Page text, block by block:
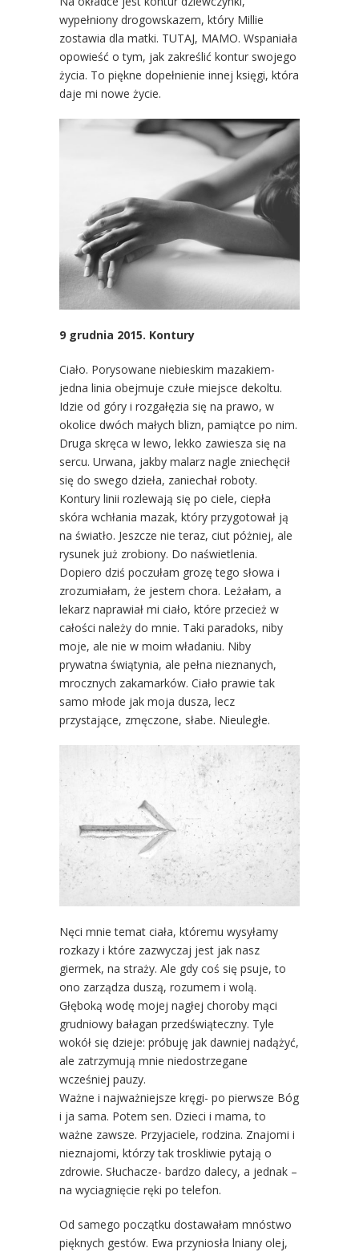
wypełniony drogowskazem, który Millie
zostawia dla matki. TUTAJ, MAMO. Wspaniała
opowieść o tym, jak zakreślić kontur swojego
życia. To piękne dopełnienie innej księgi, która
daje mi nowe życie.
9 grudnia 2015. Kontury
Ciało. Porysowane niebieskim mazakiem-
jedna linia obejmuje czułe miejsce dekoltu.
Idzie od góry i rozgałęzia się na prawo, w
okolice dwóch małych blizn, pamiątce po nim.
Druga skręca w lewo, lekko zawiesza się na
sercu. Urwana, jakby malarz nagle zniechęcił
się do swego dzieła, zaniechał roboty.
Kontury linii rozlewają się po ciele, ciepła
skóra wchłania mazak, który przygotował ją
na światło. Jeszcze nie teraz, ciut póżniej, ale
rysunek już zrobiony. Do naświetlenia.
Dopiero dziś poczułam grozę tego słowa i
zrozumiałam, że jestem chora. Leżałam, a
lekarz naprawiał mi ciało, które przecież w
całości należy do mnie. Taki paradoks, niby
moje, ale nie w moim władaniu. Niby
prywatna świątynia, ale pełna nieznanych,
mrocznych zakamarków. Ciało prawie tak
samo młode jak moja dusza, lecz
przystające, zmęczone, słabe. Nieuległe.
Nęci mnie temat ciała, któremu wysyłamy
rozkazy i które zazwyczaj jest jak nasz
giermek, na straży. Ale gdy coś się psuje, to
ono zarządza duszą, rozumem i wolą.
Głęboką wodę mojej nagłej choroby mąci
grudniowy bałagan przedświąteczny. Tyle
wokół się dzieje: próbuję jak dawniej nadążyć,
ale zatrzymują mnie niedostrzegane
wcześniej pauzy.
Ważne i najważniejsze kręgi- po pierwsze Bóg
i ja sama. Potem sen. Dzieci i mama, to
ważne zawsze. Przyjaciele, rodzina. Znajomi i
nieznajomi, którzy tak troskliwie pytają o
zdrowie. Słuchacze- bardzo dalecy, a jednak –
na wyciagnięcie ręki po telefon.
Od samego początku dostawałam mnóstwo
pięknych gestów. Ewa przyniosła lniany olej,